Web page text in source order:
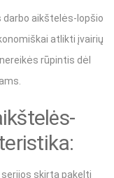
darbo aikštelės-lopšio
atlikti įvairių
rūpintis dėl
skirta pakelti